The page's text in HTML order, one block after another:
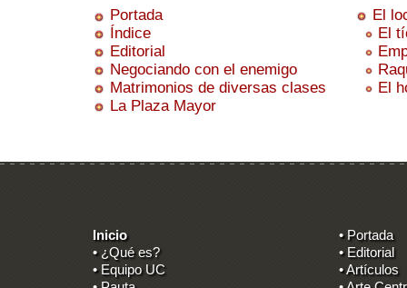
Portada
Índice
Editorial
Negociando con el enemigo
Matrimonios de diversas clases
La Plaza Mayor
El
El
El
Inicio
• ¿Qué es?
• Equipo UC
• Portada
• Editorial
• Artículos